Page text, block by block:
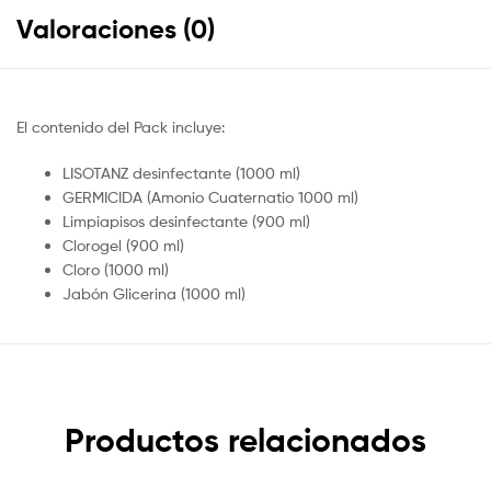
Valoraciones (0)
El contenido del Pack incluye:
LISOTANZ desinfectante (1000 ml)
GERMICIDA (Amonio Cuaternatio 1000 ml)
Limpiapisos desinfectante (900 ml)
Clorogel (900 ml)
Cloro (1000 ml)
Jabón Glicerina (1000 ml)
Productos relacionados